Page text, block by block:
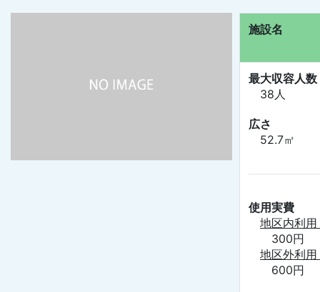
施設名
最大収容人数
38人
広さ
52.7㎡
使用実費
地区内利
300円
地区外利
600円